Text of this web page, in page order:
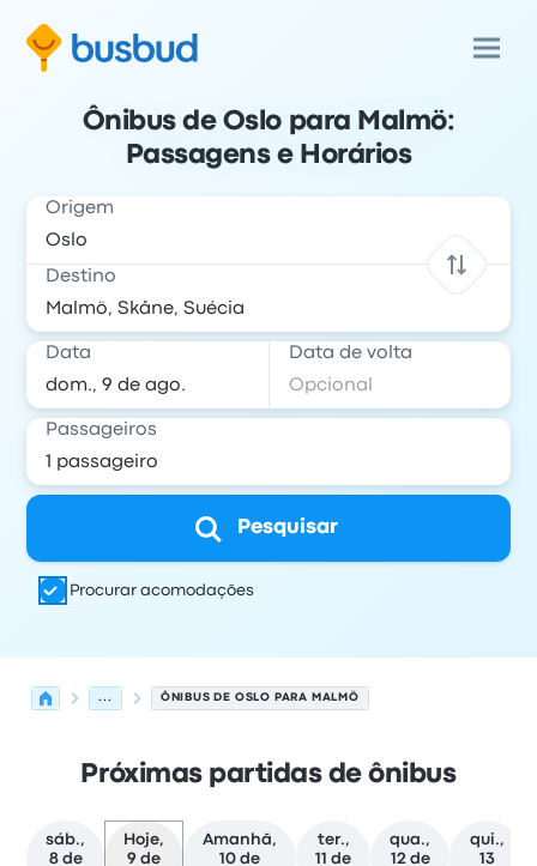
Ônibus de Oslo para Malmö:
Passagens e Horários
Origem
Destino
Data Data de volta
Passageiros
Pesquisar
Procurar acomodações
... ÔNIBUS DE OSLO PARA MALMÖ
Próximas partidas de ônibus
sáb.,
8 de
Hoje,
9 de
Amanhã,
10 de
ter.,
11 de
qua.,
12 de
qui.,
13